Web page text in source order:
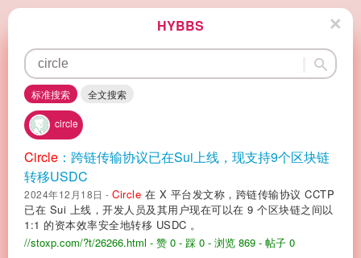
×
HYBBS
标准搜索 全文搜索
circle
Circle ：跨链传输协议已在Sui上线，现支持9个区块链
转移USDC
2024年12月18日 - Circle 在 X 平台发文称，跨链传输协议 CCTP
已在 Sui 上线，开发人员及其用户现在可以在 9 个区块链之间以
1:1 的资本效率安全地转移 USDC 。
//stoxp.com/?t/26266.html - 赞 0 - 踩 0 - 浏览 869 - 帖子 0